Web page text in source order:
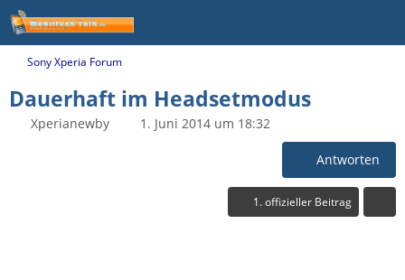
Sony Xperia Forum
Dauerhaft im Headsetmodus
Xperianewby 1. Juni 2014 um 18:32
Antworten
1. offizieller Beitrag